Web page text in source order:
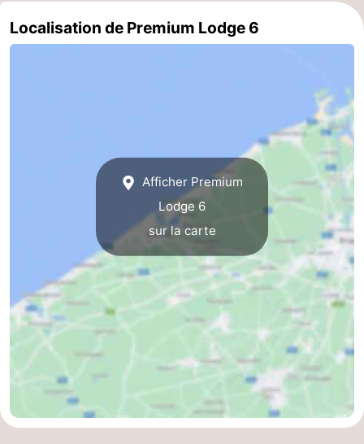
Oostduinkerke
-
Localisation de Premium Lodge 6
Afficher Premium
Lodge 6
sur la carte